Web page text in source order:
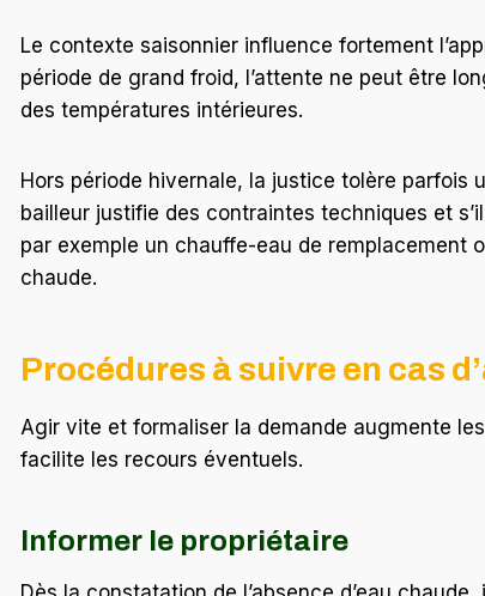
Le contexte saisonnier influence fortement
période de grand froid, l’attente ne peut être
des températures intérieures.
Hors période hivernale, la justice tolère parfois
bailleur justifie des contraintes techniques et
par exemple un chauffe-eau de remplacement
chaude.
Procédures à suivre en cas
Agir vite et formaliser la demande augmente
facilite les recours éventuels.
Informer le propriétaire